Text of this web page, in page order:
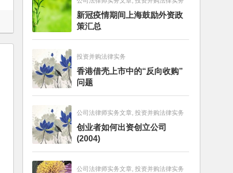
新冠疫情期间上海鼓励外资政
策汇总
投资并购法律实务
香港借壳上市中的“反向收购”
问题
公司法律师实务文章, 投资并购法律实务
创业者如何出资创立公司
(2004)
公司法律师实务文章, 投资并购法律实务